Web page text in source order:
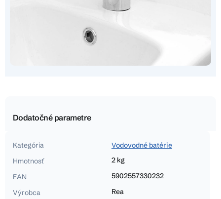
Dodatočné parametre
Kategória
Vodovodné batérie
Hmotnosť
2 kg
EAN
5902557330232
Výrobca
Rea